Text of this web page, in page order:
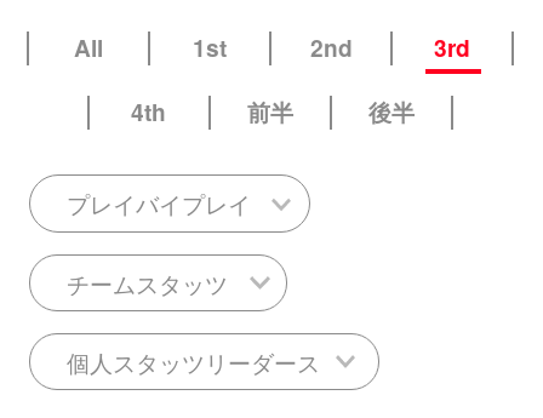
All 1st 2nd
3rd
4th
前半 後半
プレイバイプレイ
チームスタッツ
個人スタッツリーダース